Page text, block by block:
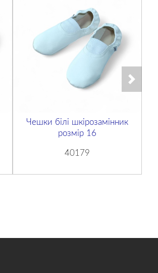
Чешки білі шкірозамінник
розмір 16
40179